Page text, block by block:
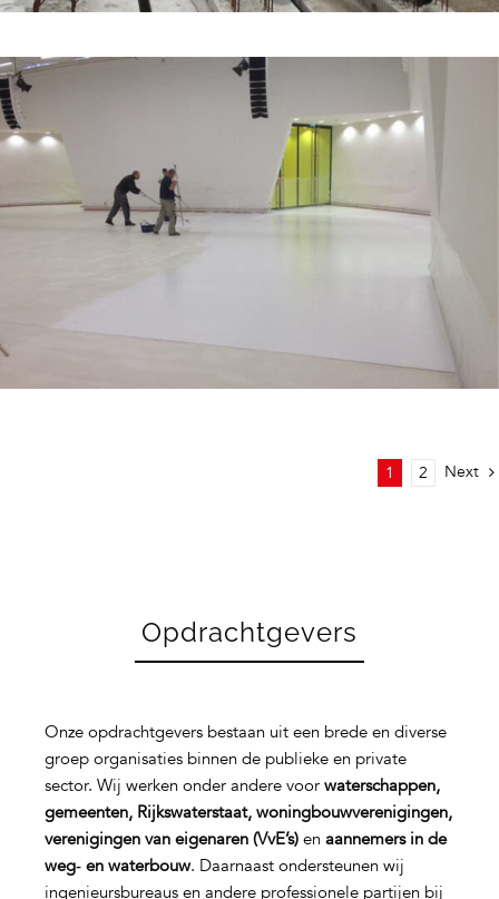
1 2 Next
Opdrachtgevers
Onze opdrachtgevers bestaan uit een brede en diverse
groep organisaties binnen de publieke en private
sector. Wij werken onder andere voor waterschappen,
gemeenten, Rijkswaterstaat, woningbouwverenigingen,
verenigingen van eigenaren (VvE’s)en aannemers in de
weg‑ en waterbouw. Daarnaast ondersteunen wij
ingenieursbureaus en andere professionele partijen bij